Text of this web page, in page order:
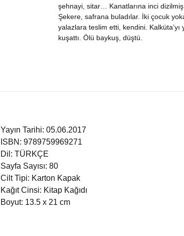
Felsefe
Psikoloji
Siyasi
Tarih
şehnayi, sitar… Kanatlarına inci dizilmiş
Şekere, safrana buladılar. İki çocuk
yalazlara teslim etti, kendini. Kalküta’yı
kuşattı. Ölü baykuş, düştü.
Yayın Tarihi: 05.06.2017
ISBN: 9789759969271
Dil: TÜRKÇE
Sayfa Sayısı: 80
Cilt Tipi: Karton Kapak
Kağıt Cinsi: Kitap Kağıdı
Boyut: 13.5 x 21 cm